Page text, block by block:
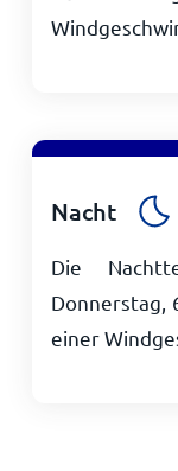
Nacht
Die
Donnerstag,
einer